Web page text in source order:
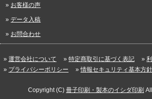
お客様の声
データ入稿
お問合わせ
運営会社について 特定商取引に基づく表記
プライバシーポリシー
情報セキュリティ基本方針
Copyright (C) 冊子印刷・製本のイシダ印刷